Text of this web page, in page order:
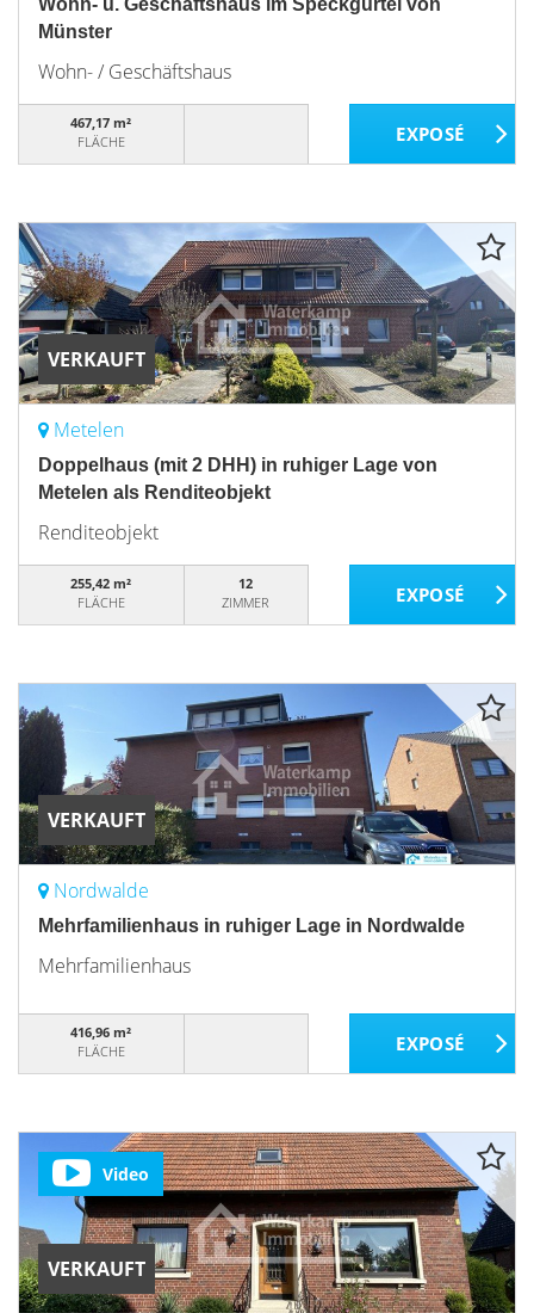
Wohn- u. Geschäftshaus im Speckgürtel von
Münster
Wohn- / Geschäftshaus
467,17 m²
FLÄCHE
VERKAUFT
Metelen
Doppelhaus (mit 2 DHH) in ruhiger Lage von
Metelen als Renditeobjekt
Renditeobjekt
255,42 m²
FLÄCHE
12
ZIMMER
VERKAUFT
Nordwalde
Mehrfamilienhaus in ruhiger Lage in Nordwalde
Mehrfamilienhaus
416,96 m²
FLÄCHE
VERKAUFT
Video